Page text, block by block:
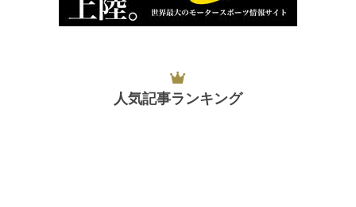
人気記事ランキング